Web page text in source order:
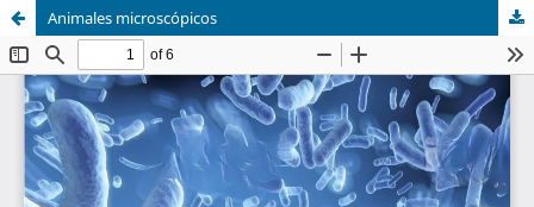
Animales microscópicos